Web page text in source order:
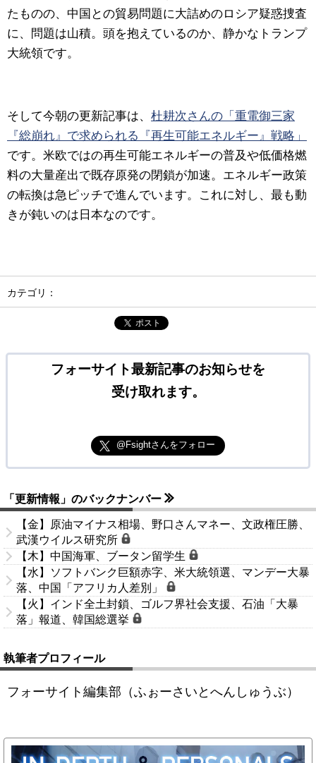
たものの、中国との貿易問題に大詰めのロシア疑惑捜査
に、問題は山積。頭を抱えているのか、静かなトランプ
大統領です。
そして今朝の更新記事は、 杜耕次さんの「重電御三家
『総崩れ』で求められる『再生可能エネルギー』戦略」
です。米欧ではの再生可能エネルギーの普及や低価格燃
料の大量産出で既存原発の閉鎖が加速。エネルギー政策
の転換は急ピッチで進んでいます。これに対し、最も動
きが鈍いのは日本なのです。
カテゴリ：
ポスト
フォーサイト最新記事のお知らせを
受け取れます。
@Fsightさんをフォロー
「更新情報」のバックナンバー
【金】原油マイナス相場、野口さんマネー、文政権圧勝、
武漢ウイルス研究所
【木】中国海軍、ブータン留学生
【水】ソフトバンク巨額赤字、米大統領選、マンデー大暴
落、中国「アフリカ人差別」
【火】インド全土封鎖、ゴルフ界社会支援、石油「大暴
落」報道、韓国総選挙
執筆者プロフィール
フォーサイト編集部（ふぉーさいとへんしゅうぶ）